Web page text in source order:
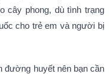
cây phong, dù tình trạng
cho trẻ em và người bị
đường huyết nên bạn cần